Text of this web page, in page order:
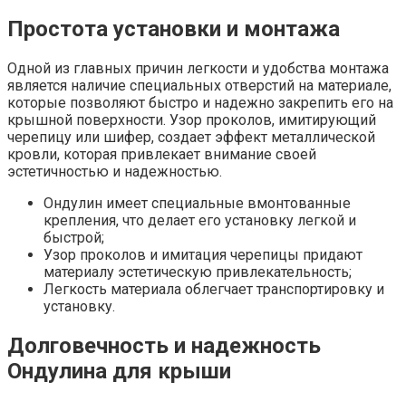
Простота установки и монтажа
Одной из главных причин легкости и удобства монтажа
является наличие специальных отверстий на материале,
которые позволяют быстро и надежно закрепить его на
крышной поверхности. Узор проколов, имитирующий
черепицу или шифер, создает эффект металлической
кровли, которая привлекает внимание своей
эстетичностью и надежностью.
Ондулин имеет специальные вмонтованные
крепления, что делает его установку легкой и
быстрой;
Узор проколов и имитация черепицы придают
материалу эстетическую привлекательность;
Легкость материала облегчает транспортировку и
установку.
Долговечность и надежность
Ондулина для крыши